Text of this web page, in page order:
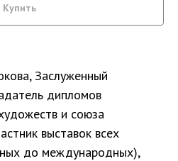
Купить
Заслуженный
дипломов
и союза
выставок всех
до международных),